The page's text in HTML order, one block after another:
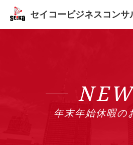
セイコービジネスコンサ
年末年始休暇の